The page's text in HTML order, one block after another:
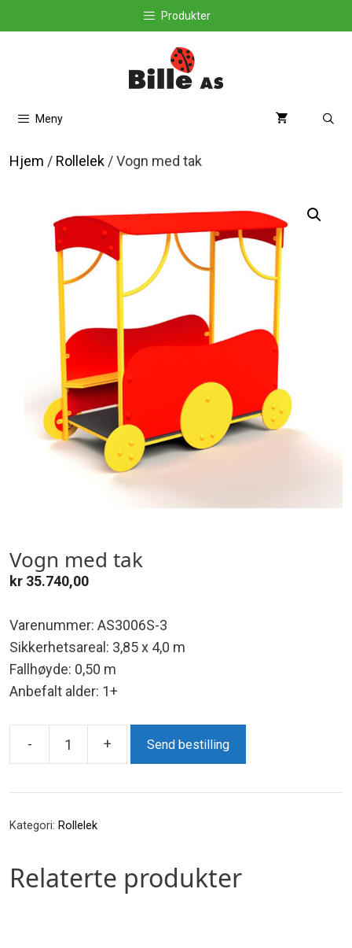
til
Produkter
Meny
Hjem / Rollelek / Vogn med tak
Vogn med tak
kr 35.740,00
Varenummer: AS3006S-3
Sikkerhetsareal: 3,85 x 4,0 m
Fallhøyde: 0,50 m
Anbefalt alder: 1+
-
Vogn
tak
+ Send bestilling
Kategori: Rollelek
Relaterte produkter